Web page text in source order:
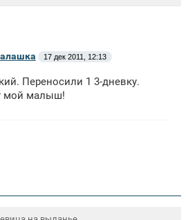
17 дек 2011, 12:13
Переносили 1 3-дневку.
мой малыш!